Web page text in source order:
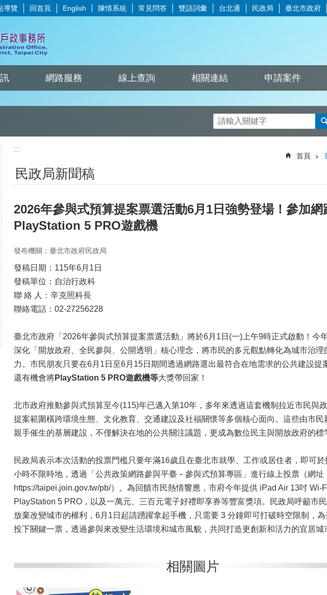
導覽 回首頁 English 陳情系統 常見問答 雙語詞彙 台北通 民政局 臺北市政府
網路服務 線上查詢 相關連結 申請案件
:::
首頁
民政局新聞稿
2026年參與式預算提案票選活動6月1日強勢登場！參加網
PlayStation 5 PRO遊戲機
發布機關：臺北市政府民政局
發稿日期：115年6月1日
發稿單位：自治行政科
聯 絡 人：辛克照科長
聯絡電話：02-27256228
臺北市政府「2026年參與式預算提案票選活動」將於6月1日(一)上午9時正式啟動！今
深化「開放政府、全民參與、公開透明」核心理念，將市民的多元觀點轉化為城市治理
力。市民朋友只要在6月1日至6月15日期間透過網路選出最符合在地需求的公共建設提
還有機會將PlayStation 5 PRO遊戲機等大獎帶回家！
北市政府推動參與式預算至今(115)年已邁入第10年，多年來透過這套機制拉近市民與政
提案範圍橫跨環境生態、文化教育、交通建設及社福關懷等多個核心面向。這些由市民
親手催生的基層建設，不僅解決在地的公共關注議題，更成為數位民主與開放政府的標
民政局表示本次活動的投票門檻只要年滿16歲且在臺北市就學、工作或居住者，即可
小時不限時地，透過「公共政策網路參與平臺－參與式預算專區」進行線上投票（網址
https://taipei.join.gov.tw/pb/）。為回饋市民熱情響應，市府今年提供 iPad Air 13吋 Wi-
PlayStation 5 PRO，以及一萬元、三百元電子好禮即享券等豐富獎項。民政局呼籲市
放棄改變城市的權利，6月1日起請踴躍拿起手機，只需要 3 分鐘即可打破時空限制，為
投下關鍵一票，透過參與來改變生活環境和城市風貌，共同打造更創新和活力的宜居城
相關圖片